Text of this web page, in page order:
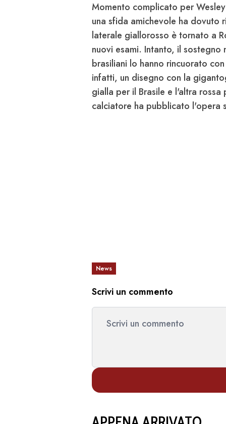
Momento complicato per
una sfida amichevole ha dovuto
laterale giallorosso è tornato a
nuovi esami. Intanto, il
brasiliani lo hanno rincuorato
infatti, un disegno con la
gialla per il Brasile e l'altra
calciatore ha pubblicato l'opera
News
Scrivi un commento